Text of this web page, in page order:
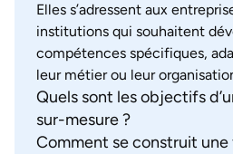
Elles s’adressent aux
institutions qui souhaitent
compétences spécifiques,
leur métier ou leur
Quels sont les objectifs
sur-mesure ?
Répondre précisément à vos
Comment se construit